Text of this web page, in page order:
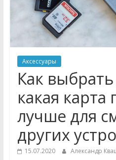
и
Обзоры
ремонт
компьютеров,
мобильных
Аксессуары
Как выбрать
какая карта
лучше для
других
15.07.2020 Александр